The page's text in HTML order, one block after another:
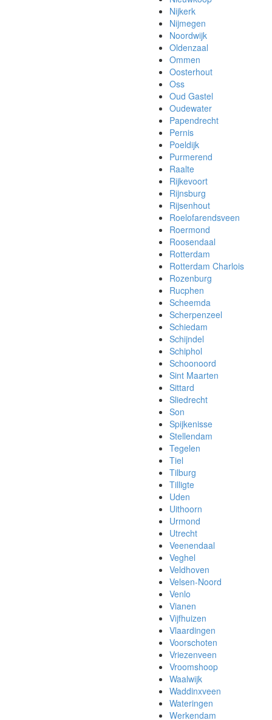
Nijkerk
Nijmegen
Noordwijk
Oldenzaal
Ommen
Oosterhout
Oss
Oud Gastel
Oudewater
Papendrecht
Pernis
Poeldijk
Purmerend
Raalte
Rijkevoort
Rijnsburg
Rijsenhout
Roelofarendsveen
Roermond
Roosendaal
Rotterdam
Rotterdam Charlois
Rozenburg
Rucphen
Scheemda
Scherpenzeel
Schiedam
Schijndel
Schiphol
Schoonoord
Sint Maarten
Sittard
Sliedrecht
Son
Spijkenisse
Stellendam
Tegelen
Tiel
Tilburg
Tilligte
Uden
Uithoorn
Urmond
Utrecht
Veenendaal
Veghel
Veldhoven
Velsen-Noord
Venlo
Vianen
Vijfhuizen
Vlaardingen
Voorschoten
Vriezenveen
Vroomshoop
Waalwijk
Waddinxveen
Wateringen
Werkendam